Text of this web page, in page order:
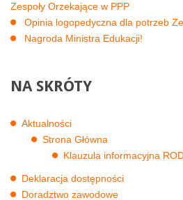
Zespoły Orzekające w PPP
Opinia logopedyczna dla potrzeb
Nagroda Ministra Edukacji!
NA SKRÓTY
Aktualności
Strona Główna
Klauzula informacyjna
Deklaracja dostępności
Doradztwo zawodowe